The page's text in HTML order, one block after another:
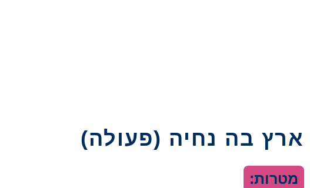
ארץ בה נחיה (פעולה)
מטרות: